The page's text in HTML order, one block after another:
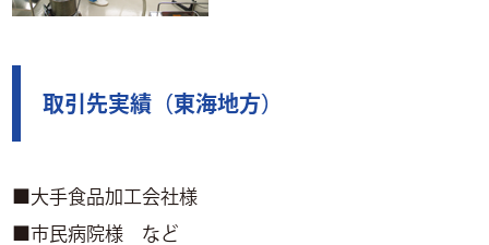
取引先実績（東海地方）
■大手食品加工会社様
■市民病院様 など